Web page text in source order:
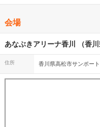
の方々の年齢を伝えると化け物だと呟
にすることがありついていけました。 アンコール後に桑
なぶきアリーナの名前を原坊
たのかな(笑)
会場
あなぶきアリーナ香川 （香川
住所 香川県高松市サンポート